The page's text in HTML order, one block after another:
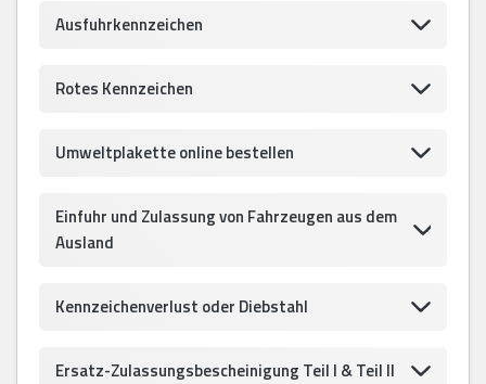
Ausfuhrkennzeichen
Rotes Kennzeichen
Umweltplakette online bestellen
Einfuhr und Zulassung von Fahrzeugen aus dem
Ausland
Kennzeichenverlust oder Diebstahl
Ersatz-Zulassungsbescheinigung Teil I & Teil II